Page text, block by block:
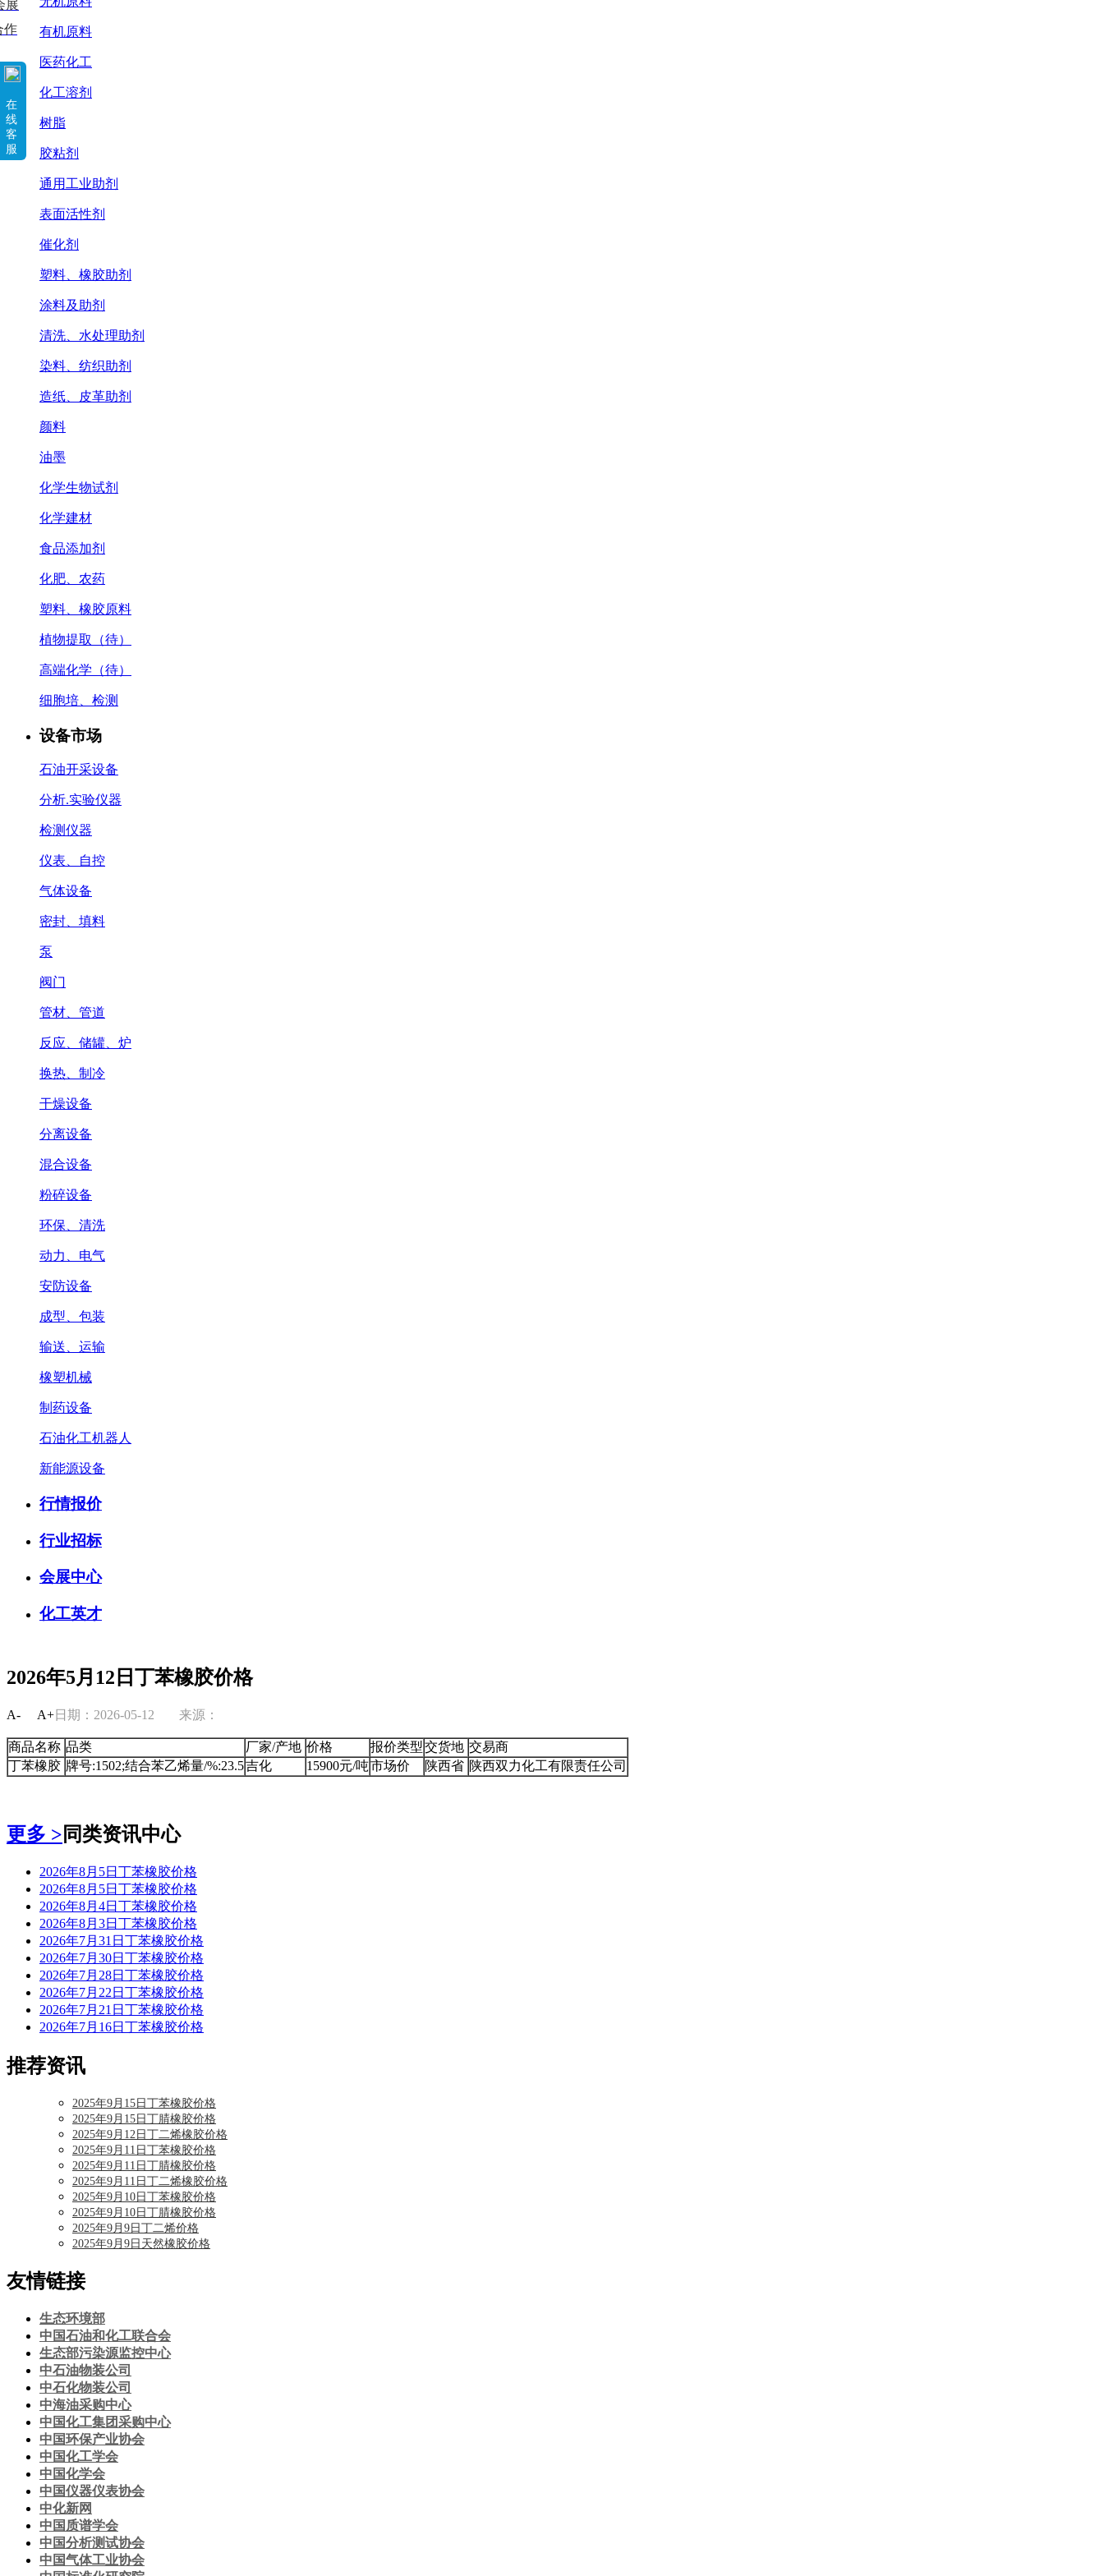
有机原料
医药化工
化工溶剂
树脂
胶粘剂
通用工业助剂
表面活性剂
催化剂
塑料、橡胶助剂
涂料及助剂
清洗、水处理助剂
染料、纺织助剂
造纸、皮革助剂
颜料
油墨
化学生物试剂
化学建材
食品添加剂
化肥、农药
塑料、橡胶原料
植物提取（待）
高端化学（待）
细胞培、检测
设备市场
石油开采设备
分析.实验仪器
检测仪器
仪表、自控
气体设备
密封、填料
泵
阀门
管材、管道
反应、储罐、炉
换热、制冷
干燥设备
分离设备
混合设备
粉碎设备
环保、清洗
动力、电气
安防设备
成型、包装
输送、运输
橡塑机械
制药设备
石油化工机器人
新能源设备
行情报价
行业招标
会展中心
化工英才
展
作
在
线
客
服
2026年5月12日丁苯橡胶价格
A- A+日期：2026-05-12 来源：
商品名称 品类 厂家/产地 价格 报价类型交货地 交易商
丁苯橡胶 牌号:1502;结合苯乙烯量/%:23.5吉化 15900元/吨市场价 陕西省 陕西双力化工有限责任公司
更多 >同类资讯中心
2026年8月5日丁苯橡胶价格
2026年8月5日丁苯橡胶价格
2026年8月4日丁苯橡胶价格
2026年8月3日丁苯橡胶价格
2026年7月31日丁苯橡胶价格
2026年7月30日丁苯橡胶价格
2026年7月28日丁苯橡胶价格
2026年7月22日丁苯橡胶价格
2026年7月21日丁苯橡胶价格
2026年7月16日丁苯橡胶价格
推荐资讯
2025年9月15日丁苯橡胶价格
2025年9月15日丁腈橡胶价格
2025年9月12日丁二烯橡胶价格
2025年9月11日丁苯橡胶价格
2025年9月11日丁腈橡胶价格
2025年9月11日丁二烯橡胶价格
2025年9月10日丁苯橡胶价格
2025年9月10日丁腈橡胶价格
2025年9月9日丁二烯价格
2025年9月9日天然橡胶价格
友情链接
生态环境部
中国石油和化工联合会
生态部污染源监控中心
中石油物装公司
中石化物装公司
中海油采购中心
中国化工集团采购中心
中国环保产业协会
中国化工学会
中国化学会
中国仪器仪表协会
中化新网
中国质谱学会
中国分析测试协会
中国气体工业协会